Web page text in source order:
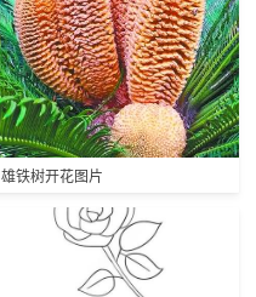
雄铁树开花图片